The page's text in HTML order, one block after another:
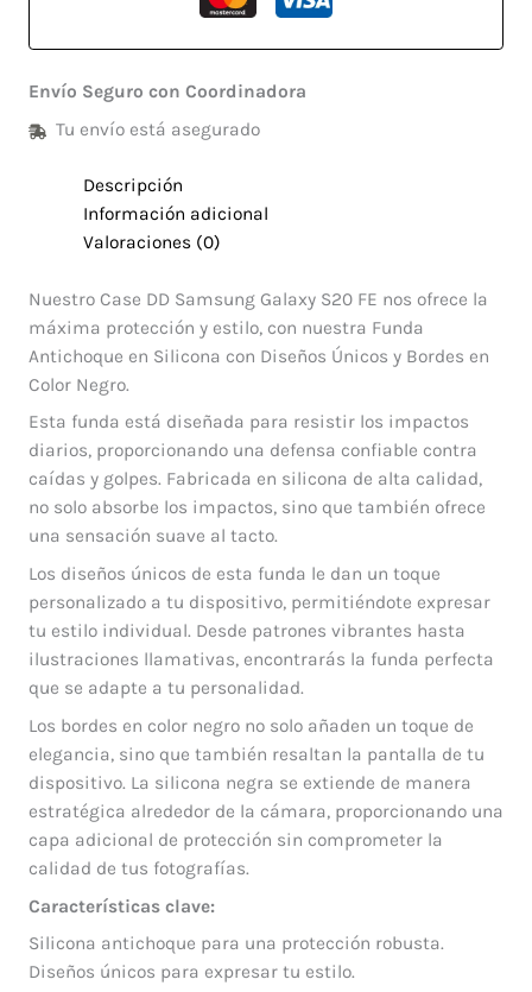
Envío Seguro con Coordinadora
Tu envío está asegurado
Descripción
Información adicional
Valoraciones (0)
Nuestro Case DD Samsung Galaxy S20 FE nos ofrece la
máxima protección y estilo, con nuestra Funda
Antichoque en Silicona con Diseños Únicos y Bordes en
Color Negro.
Esta funda está diseñada para resistir los impactos
diarios, proporcionando una defensa confiable contra
caídas y golpes. Fabricada en silicona de alta calidad,
no solo absorbe los impactos, sino que también ofrece
una sensación suave al tacto.
Los diseños únicos de esta funda le dan un toque
personalizado a tu dispositivo, permitiéndote expresar
tu estilo individual. Desde patrones vibrantes hasta
ilustraciones llamativas, encontrarás la funda perfecta
que se adapte a tu personalidad.
Los bordes en color negro no solo añaden un toque de
elegancia, sino que también resaltan la pantalla de tu
dispositivo. La silicona negra se extiende de manera
estratégica alrededor de la cámara, proporcionando una
capa adicional de protección sin comprometer la
calidad de tus fotografías.
Características clave:
Silicona antichoque para una protección robusta.
Diseños únicos para expresar tu estilo.